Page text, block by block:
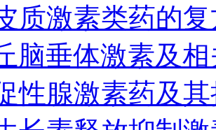
质激素类药的
脑垂体激素及
性腺激素药及